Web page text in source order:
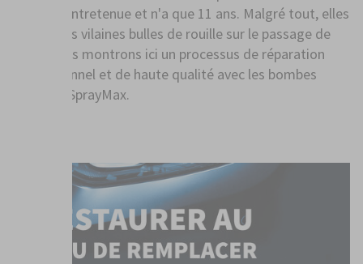
est bien entretenue et n'a que 11 ans. Malgré tout, elles
sont là, les vilaines bulles de rouille sur le passage de
roue. Nous montrons ici un processus de réparation
professionnel et de haute qualité avec les bombes
aérosols SprayMax.